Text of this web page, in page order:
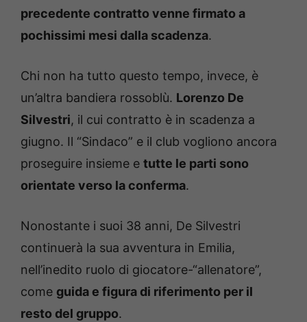
precedente contratto venne firmato a
pochissimi mesi dalla scadenza.
Chi non ha tutto questo tempo, invece, è
un’altra bandiera rossoblù. Lorenzo De
Silvestri, il cui contratto è in scadenza a
giugno. Il “Sindaco” e il club vogliono ancora
proseguire insieme e tutte le parti sono
orientate verso la conferma.
Nonostante i suoi 38 anni, De Silvestri
continuerà la sua avventura in Emilia,
nell’inedito ruolo di giocatore-“allenatore”,
come guida e figura di riferimento per il
resto del gruppo.